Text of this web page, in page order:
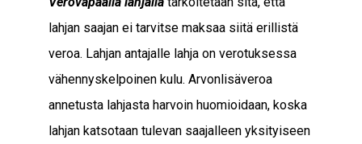
lahjan saajan ei tarvitse maksaa siitä erillistä
veroa. Lahjan antajalle lahja on verotuksessa
vähennyskelpoinen kulu. Arvonlisäveroa
annetusta lahjasta harvoin huomioidaan, koska
lahjan katsotaan tulevan saajalleen yksityiseen